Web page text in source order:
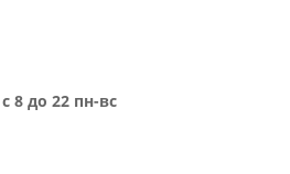
с 8 до 22 пн-вс